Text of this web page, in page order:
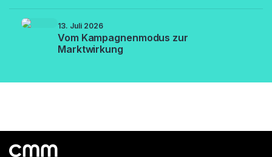
13. Juli 2026
Vom Kampagnenmodus zur
Marktwirkung